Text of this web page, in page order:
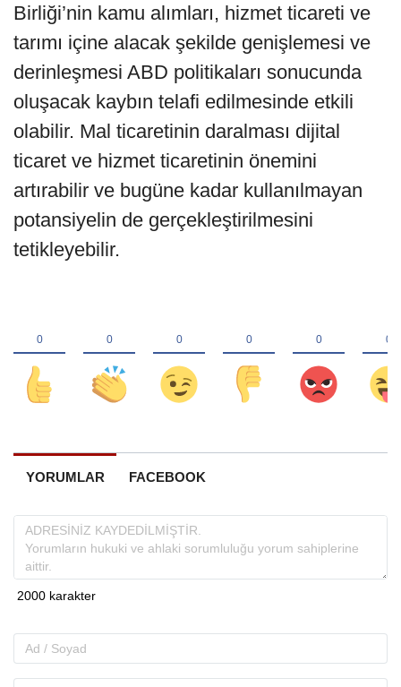
Birliği’nin kamu alımları, hizmet ticareti ve
tarımı içine alacak şekilde genişlemesi ve
derinleşmesi ABD politikaları sonucunda
oluşacak kaybın telafi edilmesinde etkili
olabilir. Mal ticaretinin daralması dijital
ticaret ve hizmet ticaretinin önemini
artırabilir ve bugüne kadar kullanılmayan
potansiyelin de gerçekleştirilmesini
tetikleyebilir.
YORUMLAR FACEBOOK